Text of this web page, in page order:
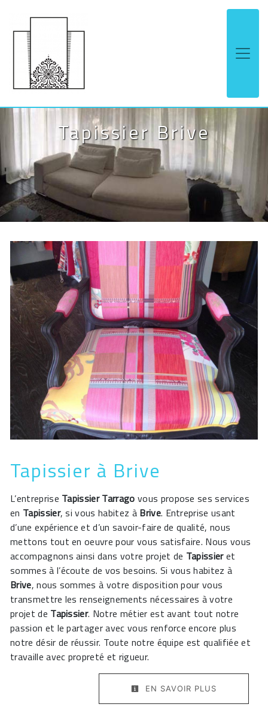
Tapissier Brive
Tapissier à Brive
L’entreprise Tapissier Tarrago vous propose ses services
en Tapissier, si vous habitez à Brive. Entreprise usant
d’une expérience et d’un savoir-faire de qualité, nous
mettons tout en oeuvre pour vous satisfaire. Nous vous
accompagnons ainsi dans votre projet de Tapissieret
sommes à l’écoute de vos besoins. Si vous habitez à
Brive, nous sommes à votre disposition pour vous
transmettre les renseignements nécessaires à votre
projet de Tapissier. Notre métier est avant tout notre
passion et le partager avec vous renforce encore plus
notre désir de réussir. Toute notre équipe est qualifiée et
travaille avec propreté et rigueur.
EN SAVOIR PLUS